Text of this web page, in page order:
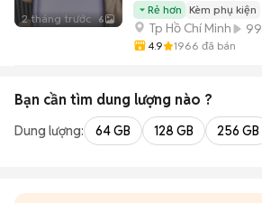
2 tháng trước 6
Rẻ hơn Kèm phụ kiện
Tp Hồ Chí Minh 99
4.9 1966 đã bán
Bạn cần tìm dung lượng nào ?
Dung lượng: 64 GB 128 GB 256 GB